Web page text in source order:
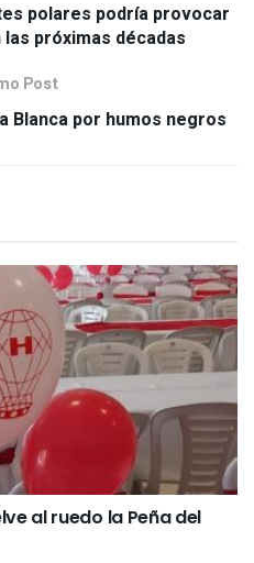
polares podría provocar
próximas décadas
Post
Blanca por humos negros
al ruedo la Peña del